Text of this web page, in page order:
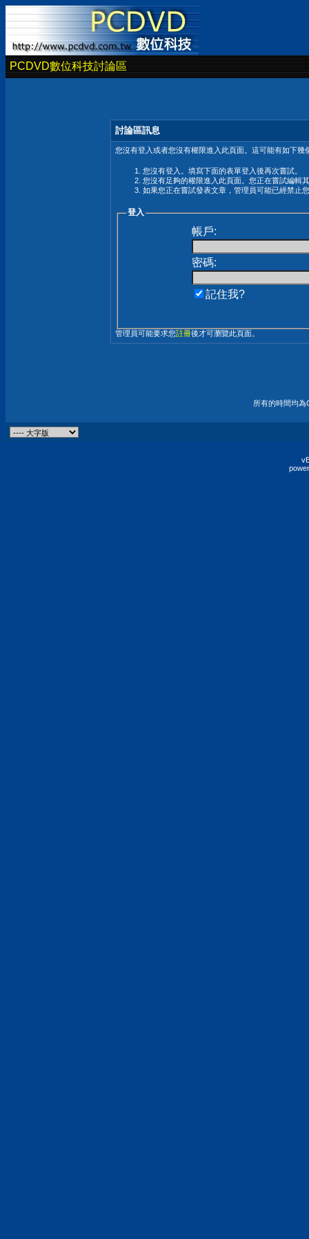
PCDVD數位科技討論區
討論區訊息
您沒有登入或者您沒有權限進入此頁面。這可能有如下幾
您沒有登入。填寫下面的表單登入後再次嘗試。
您沒有足夠的權限進入此頁面。您正在嘗試編輯
如果您正在嘗試發表文章，管理員可能已經禁止
登入
帳戶:
密碼:
記住我?
管理員可能要求您註冊後才可瀏覽此頁面。
所有的時間均為